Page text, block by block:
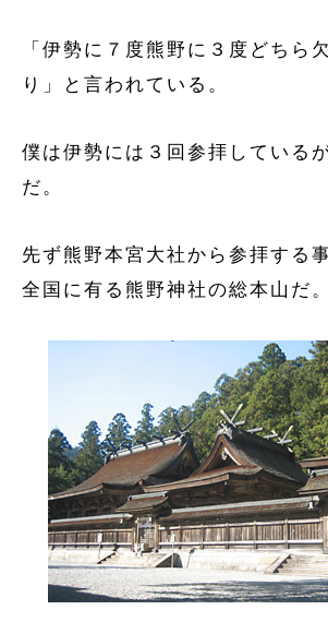
「伊勢に７度熊野に３度どちら
り」と言われている。
僕は伊勢には３回参拝している
だ。
先ず熊野本宮大社から参拝する
全国に有る熊野神社の総本山だ。